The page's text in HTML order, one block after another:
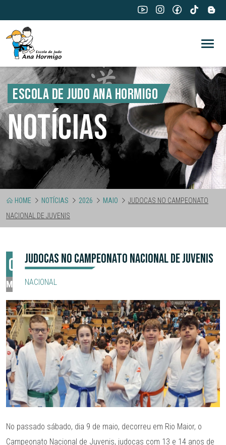
ESCOLA DE JUDO ANA HORMIGO
NOTÍCIAS
HOME NOTÍCIAS 2026 MAIO
JUDOCAS NO CAMPEONATO
NACIONAL DE JUVENIS
09
MAI
JUDOCAS NO CAMPEONATO NACIONAL DE JUVENIS
NACIONAL
No passado sábado, dia 9 de maio, decorreu em Rio Maior, o
Campeonato Nacional de Juvenis, judocas com 13 e 14 anos de